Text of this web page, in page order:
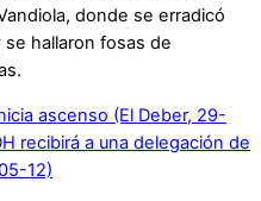
donde se erradicó
hallaron fosas de
ascenso (El Deber, 29-
recibirá a una delegación de
12)